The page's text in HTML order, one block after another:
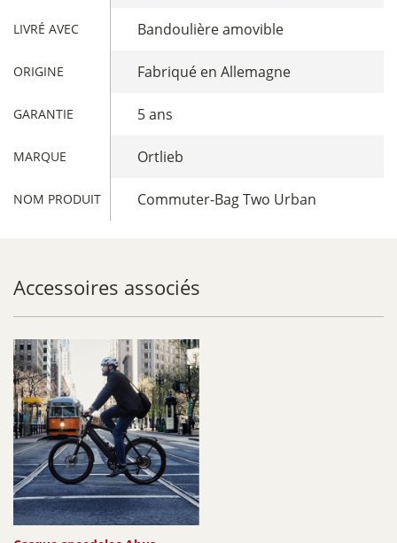
LIVRÉ AVEC Bandoulière amovible
ORIGINE Fabriqué en Allemagne
GARANTIE 5 ans
MARQUE Ortlieb
NOM PRODUIT Commuter-Bag Two Urban
Accessoires associés